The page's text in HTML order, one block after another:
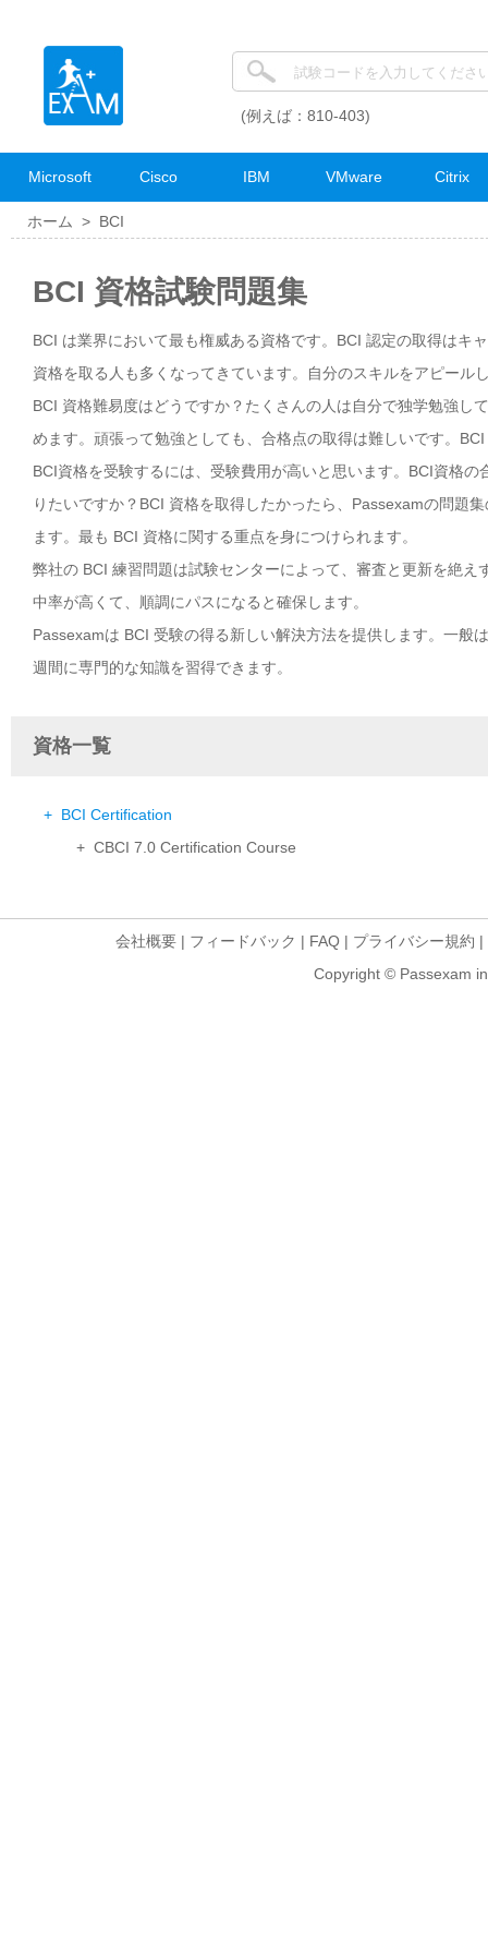
(例えば：810-403)
Microsoft Cisco IBM VMware Citrix
ホーム > BCI
BCI 資格試験問題集
BCI は業界において最も権威ある資格です。BCI 認定の取得はキ
資格を取る人も多くなってきています。自分のスキルをアピール
BCI 資格難易度はどうですか？たくさんの人は自分で独学勉強し
めます。頑張って勉強としても、合格点の取得は難しいです。
BCI資格を受験するには、受験費用が高いと思います。BCI資格
りたいですか？BCI 資格を取得したかったら、Passexamの問題
ます。最も BCI 資格に関する重点を身につけられます。
弊社の BCI 練習問題は試験センターによって、審査と更新を絶
中率が高くて、順調にパスになると確保します。
Passexamは BCI 受験の得る新しい解決方法を提供します。一般
週間に専門的な知識を習得できます。
資格一覧
+ BCI Certification
+ CBCI 7.0 Certification Course
会社概要 | フィードバック | FAQ | プライバシー規約 |
Copyright © Passexam